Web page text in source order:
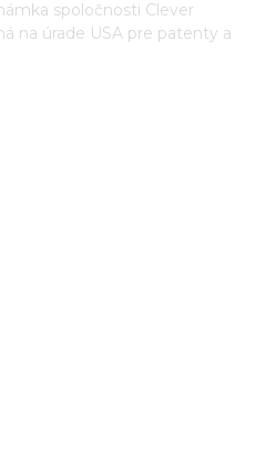
spoločnosti Clever
na úrade USA pre patenty a